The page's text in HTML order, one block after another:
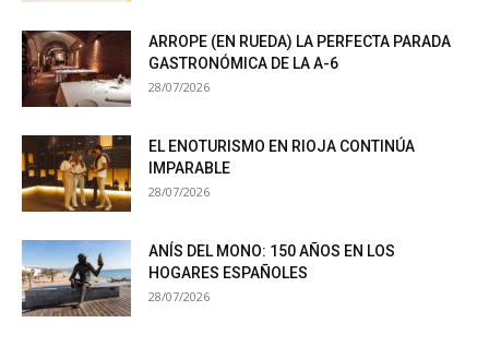
ARROPE (EN RUEDA) LA PERFECTA PARADA
GASTRONÓMICA DE LA A-6
28/07/2026
EL ENOTURISMO EN RIOJA CONTINÚA
IMPARABLE
28/07/2026
ANÍS DEL MONO: 150 AÑOS EN LOS
HOGARES ESPAÑOLES
28/07/2026